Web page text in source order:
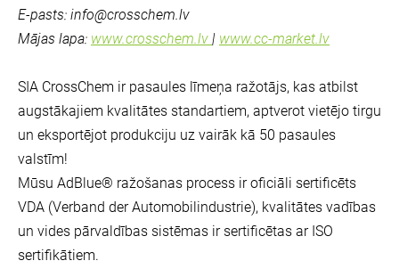
E-pasts: info@crosschem.lv
Mājas lapa: www.crosschem.lv | www.cc-market.lv
SIA CrossChem ir pasaules līmeņa ražotājs, kas atbilst
augstākajiem kvalitātes standartiem, aptverot vietējo tirgu
un eksportējot produkciju uz vairāk kā 50 pasaules
valstīm!
Mūsu AdBlue® ražošanas process ir oficiāli sertificēts
VDA (Verband der Automobilindustrie), kvalitātes vadības
un vides pārvaldības sistēmas ir sertificētas ar ISO
sertifikātiem.